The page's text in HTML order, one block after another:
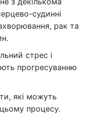
судинні
рак та
стрес і
прогресуванню
які можуть
процесу.